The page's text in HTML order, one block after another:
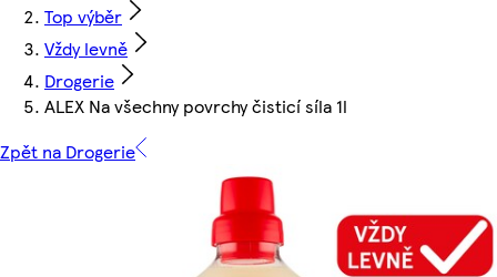
Top výběr
Vždy levně
Drogerie
ALEX Na všechny povrchy čisticí síla 1l
Zpět na Drogerie